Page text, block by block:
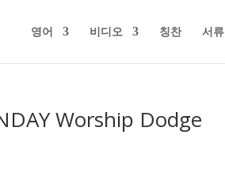
영어 비디오 칭찬 서류
Worship Dodge